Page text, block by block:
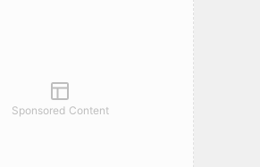
Sponsored Content